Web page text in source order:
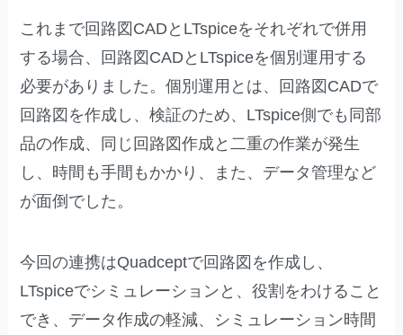
これまで回路図CADとLTspiceをそれぞれで併用
する場合、回路図CADとLTspiceを個別運用する
必要がありました。個別運用とは、回路図CADで
回路図を作成し、検証のため、LTspice側でも同部
品の作成、同じ回路図作成と二重の作業が発生
し、時間も手間もかかり、また、データ管理など
が面倒でした。
今回の連携はQuadceptで回路図を作成し、
LTspiceでシミュレーションと、役割をわけること
でき、データ作成の軽減、シミュレーション時間